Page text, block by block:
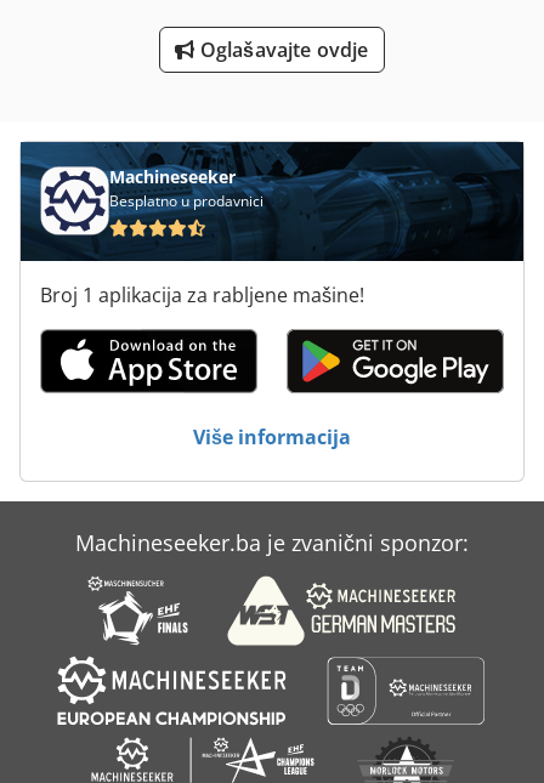
Više Mašina Za Bušenje Elemenata
Oglašavajte ovdje
Machineseeker
Besplatno u prodavnici
Broj 1 aplikacija za rabljene mašine!
Više informacija
Machineseeker.ba je zvanični sponzor: